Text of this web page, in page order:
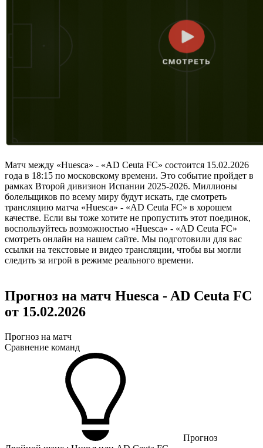
Матч между «Huesca» - «AD Ceuta FC» состоится 15.02.2026
года в 18:15 по московскому времени. Это событие пройдет в
рамках Второй дивизион Испании 2025-2026. Миллионы
болельщиков по всему миру будут искать, где смотреть
трансляцию матча «Huesca» - «AD Ceuta FC» в хорошем
качестве. Если вы тоже хотите не пропустить этот поединок,
воспользуйтесь возможностью «Huesca» - «AD Ceuta FC»
смотреть онлайн на нашем сайте. Мы подготовили для вас
ссылки на текстовые и видео трансляции, чтобы вы могли
следить за игрой в режиме реального времени.
Прогноз на матч Huesca - AD Ceuta FC
от 15.02.2026
Прогноз на матч
Сравнение команд
Прогноз